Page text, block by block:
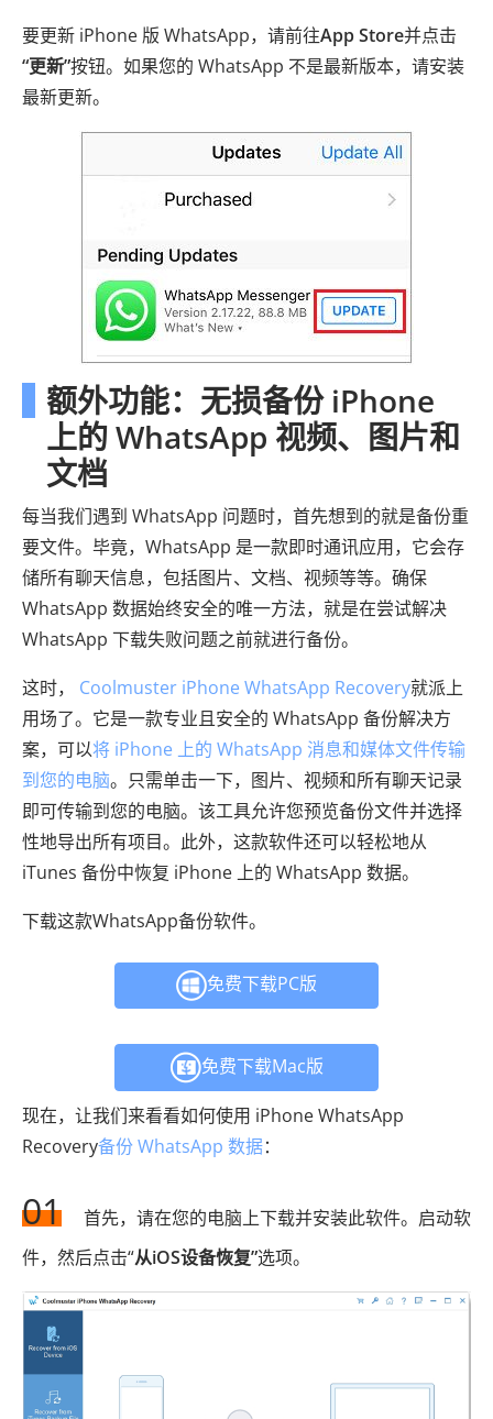
要更新 iPhone 版 WhatsApp，请前往App Store并点击
“更新”按钮。如果您的 WhatsApp 不是最新版本，请安装
最新更新。
额外功能：无损备份 iPhone
上的 WhatsApp 视频、图片和
文档
每当我们遇到 WhatsApp 问题时，首先想到的就是备份重
要文件。毕竟，WhatsApp 是一款即时通讯应用，它会存
储所有聊天信息，包括图片、文档、视频等等。确保
WhatsApp 数据始终安全的唯一方法，就是在尝试解决
WhatsApp 下载失败问题之前就进行备份。
这时， Coolmuster iPhone WhatsApp Recovery就派上
用场了。它是一款专业且安全的 WhatsApp 备份解决方
案，可以将 iPhone 上的 WhatsApp 消息和媒体文件传输
到您的电脑。只需单击一下，图片、视频和所有聊天记录
即可传输到您的电脑。该工具允许您预览备份文件并选择
性地导出所有项目。此外，这款软件还可以轻松地从
iTunes 备份中恢复 iPhone 上的 WhatsApp 数据。
下载这款WhatsApp备份软件。
免费下载PC版
免费下载Mac版
现在，让我们来看看如何使用 iPhone WhatsApp
Recovery备份 WhatsApp 数据：
01
首先，请在您的电脑上下载并安装此软件。启动软
件，然后点击“从iOS设备恢复”选项。